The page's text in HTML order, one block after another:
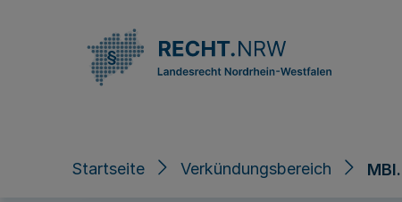
Startseite Verkündungsbereich